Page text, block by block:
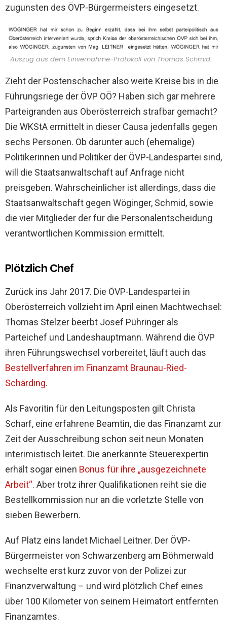
zugunsten des ÖVP-Bürgermeisters eingesetzt.
Auszug aus dem Einvernahme-Protokoll von Thomas Schmid.
Zieht der Postenschacher also weite Kreise bis in die
Führungsriege der ÖVP OÖ? Haben sich gar mehrere
Parteigranden aus Oberösterreich strafbar gemacht?
Die WKStA ermittelt in dieser Causa jedenfalls gegen
sechs Personen. Ob darunter auch (ehemalige)
Politikerinnen und Politiker der ÖVP-Landespartei sind,
will die Staatsanwaltschaft auf Anfrage nicht
preisgeben. Wahrscheinlicher ist allerdings, dass die
Staatsanwaltschaft gegen Wöginger, Schmid, sowie
die vier Mitglieder der für die Personalentscheidung
verantwortlichen Kommission ermittelt.
Plötzlich Chef
Zurück ins Jahr 2017. Die ÖVP-Landespartei in
Oberösterreich vollzieht im April einen Machtwechsel:
Thomas Stelzer beerbt Josef Pühringer als
Parteichef und Landeshauptmann. Während die ÖVP
ihren Führungswechsel vorbereitet, läuft auch das
Bestellverfahren im Finanzamt Braunau-Ried-
Schärding.
Als Favoritin für den Leitungsposten gilt Christa
Scharf, eine erfahrene Beamtin, die das Finanzamt zur
Zeit der Ausschreibung schon seit neun Monaten
interimistisch leitet. Die anerkannte Steuerexpertin
erhält sogar einen Bonus für ihre „ausgezeichnete
Arbeit“. Aber trotz ihrer Qualifikationen reiht sie die
Bestellkommission nur an die vorletzte Stelle von
sieben Bewerbern.
Auf Platz eins landet Michael Leitner. Der ÖVP-
Bürgermeister von Schwarzenberg am Böhmerwald
wechselte erst kurz zuvor von der Polizei zur
Finanzverwaltung – und wird plötzlich Chef eines
über 100 Kilometer von seinem Heimatort entfernten
Finanzamtes.